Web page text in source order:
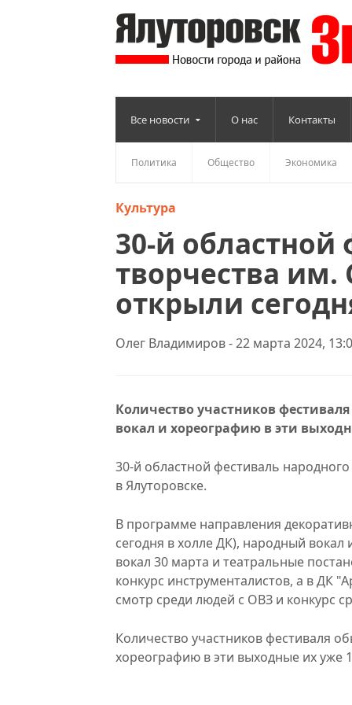
Все новости О нас Контакты
Политика Общество Экономика
Культура
30-й областной
творчества
открыли
Олег Владимиров - 22 марта 2024,
Количество участников
вокал и хореографию в эти
30-й областной фестиваль
в Ялуторовске.
В программе направления
сегодня в холле ДК), народный вокал
вокал 30 марта и театральные
конкурс инструменталистов, а в ДК
смотр среди людей с ОВЗ и конкурс
Количество участников фестиваля
хореографию в эти выходные их уже